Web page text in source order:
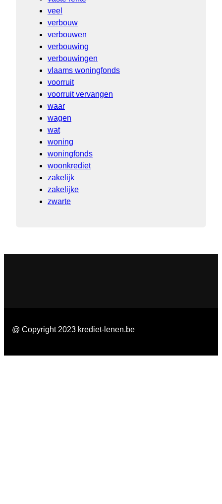
veel
verbouw
verbouwen
verbouwing
verbouwingen
vlaams woningfonds
voorruit
voorruit vervangen
waar
wagen
wat
woning
woningfonds
woonkrediet
zakelijk
zakelijke
zwarte
@ Copyright 2023 krediet-lenen.be